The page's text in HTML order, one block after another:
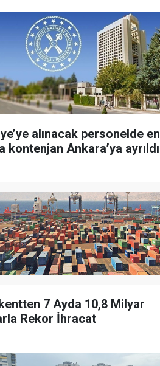
alınacak personelde en
kontenjan Ankara’ya ayrıldı
7 Ayda 10,8 Milyar
Rekor İhracat